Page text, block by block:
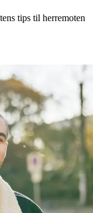
tips til herremoten